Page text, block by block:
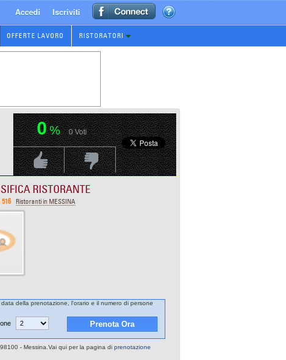
Accedi Iscriviti
OFFERTE LAVORO RISTORATORI
0% 0Voti
Voti PositivoVoti Negativo
RISTORANTE
Ristoranti in MESSINA
della prenotazione, l'orario e il numero di persone
- Messina.Vai qui per la pagina di prenotazione